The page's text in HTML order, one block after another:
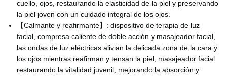
cuello, ojos, restaurando la elasticidad de la piel y preservando
la piel joven con un cuidado integral de los ojos.
【Calmante y reafirmante】: dispositivo de terapia de luz
facial, compresa caliente de doble acción y masajeador facial,
las ondas de luz eléctricas alivian la delicada zona de la cara y
los ojos mientras reafirman y tensan la piel, masajeador facial
restaurando la vitalidad juvenil, mejorando la absorción y